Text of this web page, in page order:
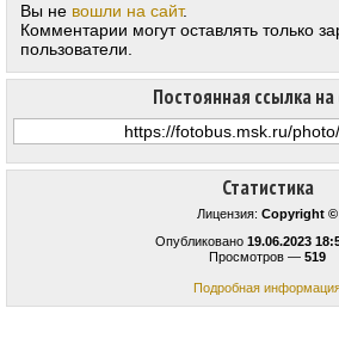
Статистика
Лицензия: Copyright ©
Опубликовано 19.06.2023
Просмотров — 519
Подробная
Постоянная ссылка
Вы не вошли на сайт.
Комментарии могут оставлять только
пользователи.